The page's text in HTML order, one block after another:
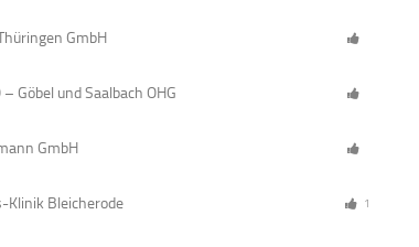
GmbH
– Göbel und Saalbach OHG
GmbH
Klinik Bleicherode 1